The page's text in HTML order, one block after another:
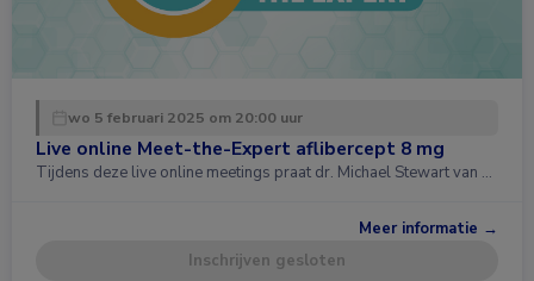
wo 5 februari 2025 om 20:00 uur
Live online Meet-the-Expert aflibercept 8 mg
Tijdens deze live online meetings praat dr. Michael Stewart van …
Meer informatie →
Inschrijven gesloten